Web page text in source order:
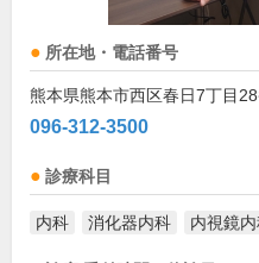
所在地・電話番号
熊本県熊本市西区春日7丁目
096-312-3500
診療科目
内科 消化器内科 内視鏡